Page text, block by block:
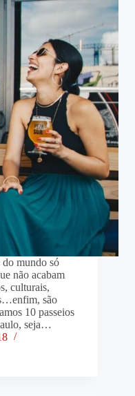
do mundo só
não acabam
culturais,
são
10 passeios
seja…